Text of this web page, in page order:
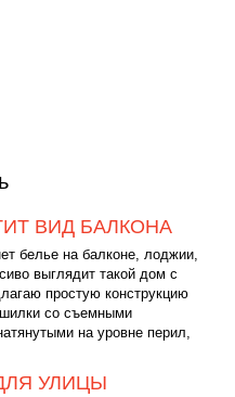
ВИД БАЛКОНА
белье на балконе, лоджии,
выглядит такой дом с
простую конструкцию
со съемными
на уровне перил,
УЛИЦЫ